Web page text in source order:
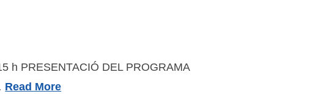
h PRESENTACIÓ DEL PROGRAMA
Read More